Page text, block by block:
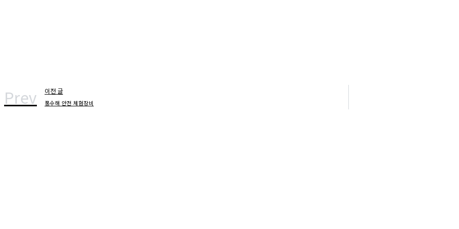
Prev 이전 글
풍수해 안전 체험장비